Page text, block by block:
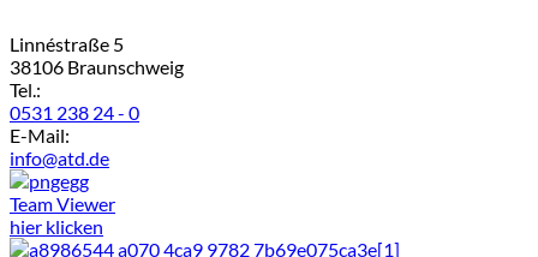
Linnéstraße 5
38106 Braunschweig
Tel.:
0531 238 24 - 0
E-Mail:
info@atd.de
Team Viewer
hier klicken